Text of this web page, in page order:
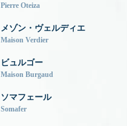
Pierre Oteiza
メゾン・ヴェルディエ
Maison Verdier
ビュルゴー
Maison Burgaud
ソマフェール
Somafer